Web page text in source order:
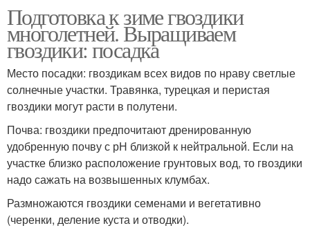
Подготовка к зиме гвоздики
многолетней. Выращиваем
гвоздики: посадка
Место посадки: гвоздикам всех видов по нраву светлые
солнечные участки. Травянка, турецкая и перистая
гвоздики могут расти в полутени.
Почва: гвоздики предпочитают дренированную
удобренную почву с рН близкой к нейтральной. Если на
участке близко расположение грунтовых вод, то гвоздики
надо сажать на возвышенных клумбах.
Размножаются гвоздики семенами и вегетативно
(черенки, деление куста и отводки).